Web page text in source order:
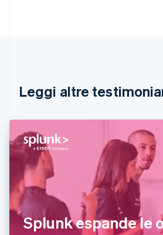
Leggi altre
Splunk espande le
English Français
Cina continentale
Cipro
English
Croazia
English
Danimarca
English
Emirati Arabi Uniti
English
English